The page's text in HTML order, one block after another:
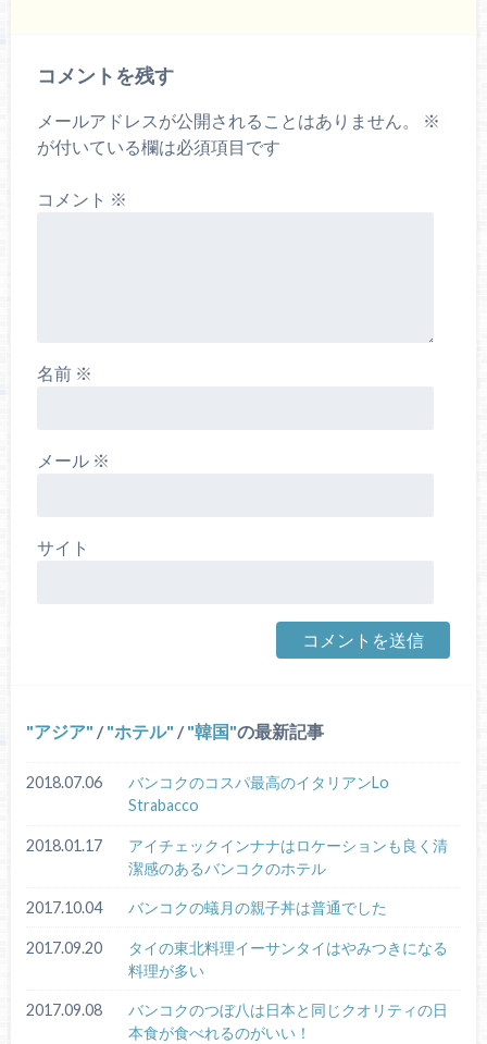
コメントを残す
メールアドレスが公開されることはありません。
※
が付いている欄は必須項目です
コメント ※
名前 ※
メール ※
サイト
アジア / ホテル / 韓国 の最新記事
2018.07.06
バンコクのコスパ最高のイタリアンLo
Strabacco
2018.01.17
アイチェックインナナはロケーションも良く清
潔感のあるバンコクのホテル
2017.10.04 バンコクの蟻月の親子丼は普通でした
2017.09.20
タイの東北料理イーサンタイはやみつきになる
料理が多い
2017.09.08
バンコクのつぼ八は日本と同じクオリティの日
本食が食べれるのがいい！